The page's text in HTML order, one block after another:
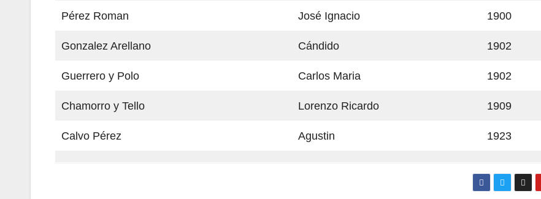
Pérez Roman José Ignacio 1900
Gonzalez Arellano Cándido 1902
Guerrero y Polo Carlos Maria 1902
Chamorro y Tello Lorenzo Ricardo 1909
Calvo Pérez Agustin 1923